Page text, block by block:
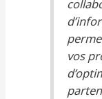
vos